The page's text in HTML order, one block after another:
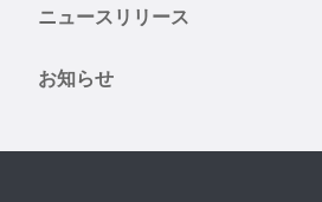
ニュースリリース
お知らせ